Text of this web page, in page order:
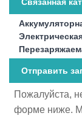
Связанная
Отправить
Пожалуйста,
форме ниже.